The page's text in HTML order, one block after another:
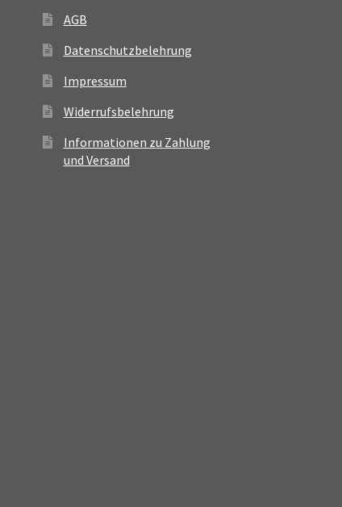
AGB
Datenschutzbelehrung
Impressum
Widerrufsbelehrung
Informationen zu Zahlung
und Versand